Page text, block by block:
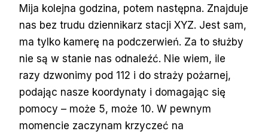
Mija kolejna godzina, potem następna. Znajduje
nas bez trudu dziennikarz stacji XYZ. Jest sam,
ma tylko kamerę na podczerwień. Za to służby
nie są w stanie nas odnaleźć. Nie wiem, ile
razy dzwonimy pod 112 i do straży pożarnej,
podając nasze koordynaty i domagając się
pomocy – może 5, może 10. W pewnym
momencie zaczynam krzyczeć na